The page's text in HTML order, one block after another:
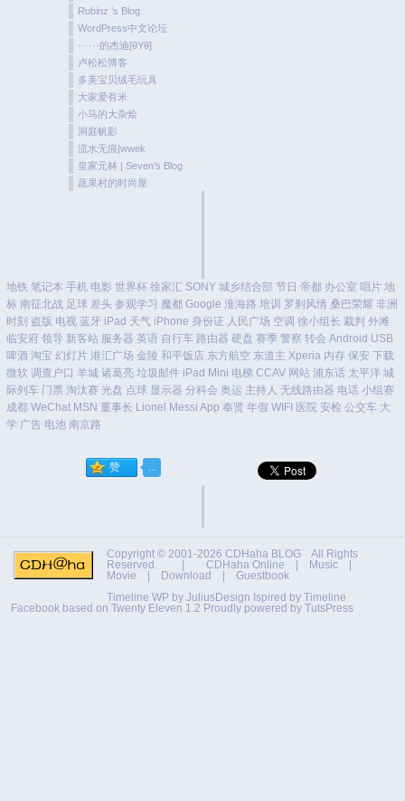
Rubinz ’s Blog
WordPress中文论坛
······的杰迪[θYθ]
卢松松博客
多美宝贝绒毛玩具
大家爱有米
小马的大杂烩
洞庭帆影
流水无痕|wwek
皇家元林 | Seven’s Blog
蔬果村的时尚屋
地铁 笔记本 手机 电影 世界杯 徐家汇 SONY 城乡结合部 节日 帝都 办公室 唱片 地
标 南征北战 足球 差头 参观学习 魔都 Google 淮海路 培训 罗刹风情 桑巴荣耀 非洲
时刻 盗版 电视 蓝牙 iPad 天气 iPhone 身份证 人民广场 空调 徐小组长 裁判 外滩
临安府 领导 新客站 服务器 英语 自行车 路由器 硬盘 赛季 警察 转会 Android USB
啤酒 淘宝 幻灯片 港汇广场 金陵 和平饭店 东方航空 东道主 Xperia 内存 保安 下载
微软 调查户口 羊城 诸葛亮 垃圾邮件 iPad Mini 电梯 CCAV 网站 浦东话 太平洋 城
际列车 门票 淘汰赛 光盘 点球 显示器 分科会 奥运 主持人 无线路由器 电话 小组赛
成都 WeChat MSN 董事长 Lionel Messi App 奉贤 年假 WIFI 医院 安检 公交车 大
学 广告 电池 南京路
Copyright © 2001-2026 CDHaha BLOG All Rights
Reserved. | CDHaha Online Music
Movie
Download
Guestbook
Timeline WP by JuliusDesign Ispired by Timeline
Facebook based on Twenty Eleven 1.2 Proudly powered by TutsPress